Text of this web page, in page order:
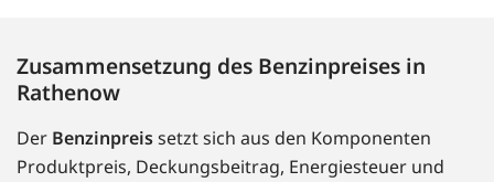
Zusammensetzung des Benzinpreises in
Rathenow
Der Benzinpreissetzt sich aus den Komponenten
Produktpreis, Deckungsbeitrag, Energiesteuer und